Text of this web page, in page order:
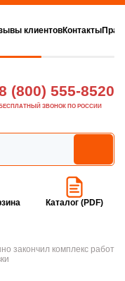
клиентовКонтакты
(800) 555-8520
БЕСПЛАТНЫЙ ЗВОНОК ПО РОССИИ
Каталог (PDF)
закончил комплекс работ